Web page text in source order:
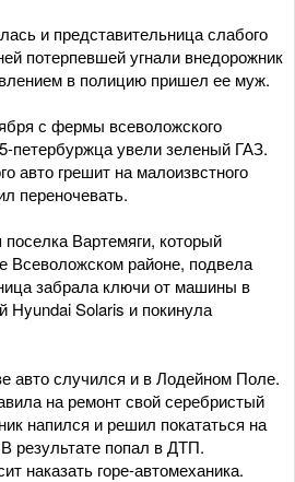
и представительница слабого
потерпевшей угнали внедорожник
в полицию пришел ее муж.
с фермы всеволожского
петербуржца увели зеленый ГАЗ.
авто грешит на малоизвстного
переночевать.
Вартемяги, который
Всеволожском районе, подвела
забрала ключи от машины в
Hyundai Solaris и покинула
авто случился и в Лодейном Поле.
на ремонт свой серебристый
напился и решил покататься на
результате попал в ДТП.
наказать горе-автомеханика.